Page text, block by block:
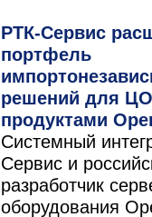
РТК-Сервис
портфель
решений для
продуктами
Системный
Сервис и
разработчик
оборудования